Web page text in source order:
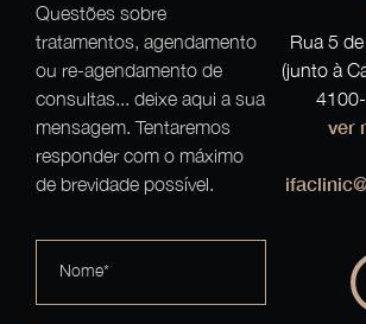
Questões sobre
tratamentos, agendamento
ou re-agendamento de
consultas... deixe aqui a sua
mensagem. Tentaremos
responder com o máximo
de brevidade possível.
Nome*
Rua 5
(junto à
ver